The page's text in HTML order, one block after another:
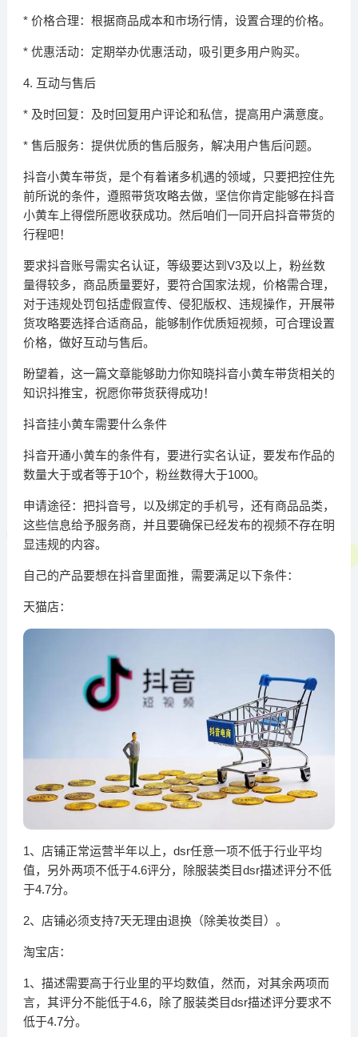
* 价格合理：根据商品成本和市场行情，设置合理的价格。
* 优惠活动：定期举办优惠活动，吸引更多用户购买。
4. 互动与售后
* 及时回复：及时回复用户评论和私信，提高用户满意度。
* 售后服务：提供优质的售后服务，解决用户售后问题。
抖音小黄车带货，是个有着诸多机遇的领域，只要把控住先
前所说的条件，遵照带货攻略去做，坚信你肯定能够在抖音
小黄车上得偿所愿收获成功。然后咱们一同开启抖音带货的
行程吧！
要求抖音账号需实名认证，等级要达到V3及以上，粉丝数
量得较多，商品质量要好，要符合国家法规，价格需合理，
对于违规处罚包括虚假宣传、侵犯版权、违规操作，开展带
货攻略要选择合适商品，能够制作优质短视频，可合理设置
价格，做好互动与售后。
盼望着，这一篇文章能够助力你知晓抖音小黄车带货相关的
知识抖推宝，祝愿你带货获得成功！
抖音挂小黄车需要什么条件
抖音开通小黄车的条件有，要进行实名认证，要发布作品的
数量大于或者等于10个，粉丝数得大于1000。
申请途径：把抖音号，以及绑定的手机号，还有商品品类，
这些信息给予服务商，并且要确保已经发布的视频不存在明
显违规的内容。
自己的产品要想在抖音里面推，需要满足以下条件：
天猫店：
1、店铺正常运营半年以上，dsr任意一项不低于行业平均
值，另外两项不低于4.6评分，除服装类目dsr描述评分不低
于4.7分。
2、店铺必须支持7天无理由退换（除美妆类目）。
淘宝店：
1、描述需要高于行业里的平均数值，然而，对其余两项而
言，其评分不能低于4.6，除了服装类目dsr描述评分要求不
低于4.7分。